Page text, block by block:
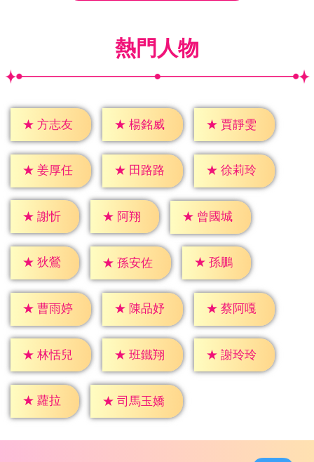
熱門人物
★ 方志友 ★ 楊銘威 ★ 賈靜雯
★ 姜厚任 ★ 田路路 ★ 徐莉玲
★ 謝忻 ★ 阿翔 ★ 曾國城
★ 狄鶯 ★ 孫安佐 ★ 孫鵬
★ 曹雨婷 ★ 陳品妤 ★ 蔡阿嘎
★ 林恬兒 ★ 班鐵翔 ★ 謝玲玲
★ 蘿拉 ★ 司馬玉嬌